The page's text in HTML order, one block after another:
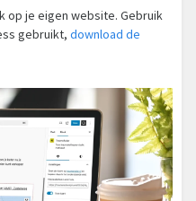
op je eigen website. Gebruik
gebruikt, download de